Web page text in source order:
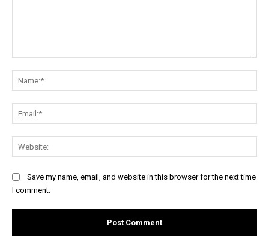
Save my name, email, and website in this browser for the next time
I comment.